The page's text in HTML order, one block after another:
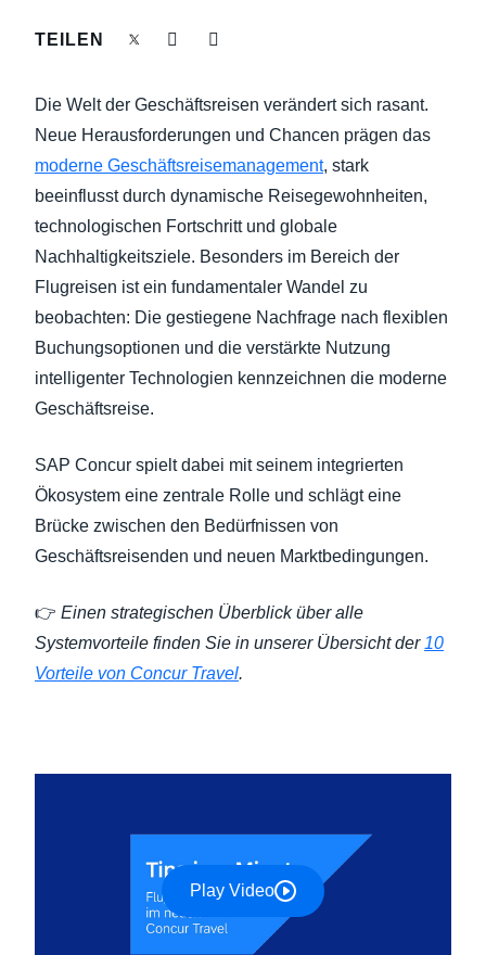
Finland (English)
España (Español)
Norway (English)
UNTERNEHMENSNACHRICHTEN
WACHSTUM UND OPTIMIERUNG
TEILEN
Die Welt der Geschäftsreisen verändert sich rasant.
Neue Herausforderungen und Chancen prägen das
moderne Geschäftsreisemanagement, stark
beeinflusst durch dynamische Reisegewohnheiten,
technologischen Fortschritt und globale
Nachhaltigkeitsziele. Besonders im Bereich der
Flugreisen ist ein fundamentaler Wandel zu
beobachten: Die gestiegene Nachfrage nach flexiblen
Buchungsoptionen und die verstärkte Nutzung
intelligenter Technologien kennzeichnen die moderne
Geschäftsreise.
SAP Concur spielt dabei mit seinem integrierten
Ökosystem eine zentrale Rolle und schlägt eine
Brücke zwischen den Bedürfnissen von
Geschäftsreisenden und neuen Marktbedingungen.
👉 Einen strategischen Überblick über alle
Systemvorteile finden Sie in unserer Übersicht der 10
Vorteile von Concur Travel.
Play Video